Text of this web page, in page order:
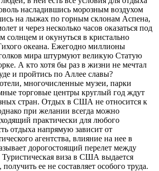
насладившись морозным воздухом
на лыжах по горным склонам Аспена,
и через несколько часов оказаться под
солнцем и окунуться в кристально
океана. Ежегодно миллионы
мира штурмуют великую Статую
А кто хотя бы раз в жизни не мечтал
и пройтись по Аллее славы?
многочисленные музеи, парки
торговые центры круглый год ждут
стран. Отдых в США не относится к
при желании всегда можно
практически для любого
отдыха напрямую зависит от
агентства, влияние на нее в
дорогостоящий перелет между
Туристическая виза в США выдается
ее не составляет особого труда.